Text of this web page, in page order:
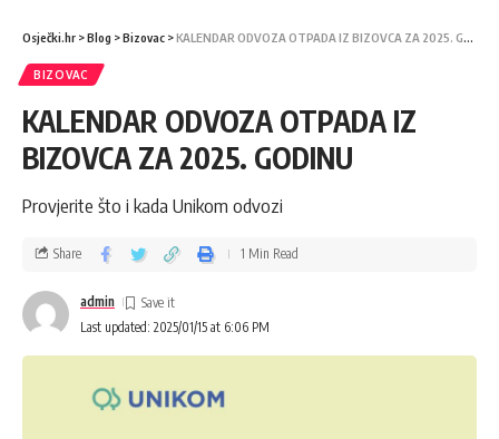
Osječki.hr >Blog >Bizovac >KALENDAR ODVOZA OTPADA IZ BIZOVCA ZA 2025. GODINU
BIZOVAC
KALENDAR ODVOZA OTPADA IZ
BIZOVCA ZA 2025. GODINU
Provjerite što i kada Unikom odvozi
Last updated: 2025/01/15 at 6:06 PM
admin
Share 1 Min Read